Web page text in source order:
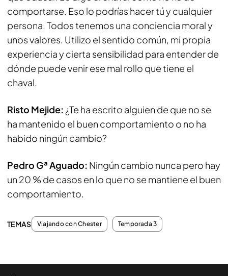
comportarse. Eso lo podrías hacer tú y cualquier
persona. Todos tenemos una conciencia moral y
unos valores. Utilizo el sentido común, mi propia
experiencia y cierta sensibilidad para entender de
dónde puede venir ese mal rollo que tiene el
chaval.
Risto Mejide: ¿Te ha escrito alguien de que no se
ha mantenido el buen comportamiento o no ha
habido ningún cambio?
Pedro Gª Aguado: Ningún cambio nunca pero hay
un 20 % de casos en lo que no se mantiene el buen
comportamiento.
TEMAS Viajando con Chester Temporada 3